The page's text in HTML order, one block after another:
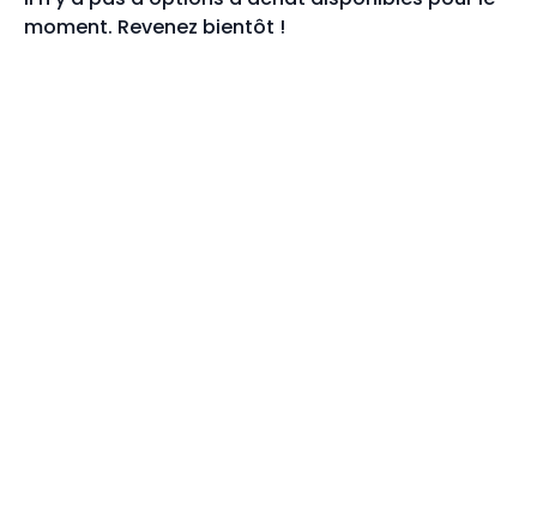
moment. Revenez bientôt !